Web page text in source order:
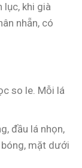
lục, khi già
nhẵn, có
so le. Mỗi lá
đầu lá nhọn,
mặt dưới